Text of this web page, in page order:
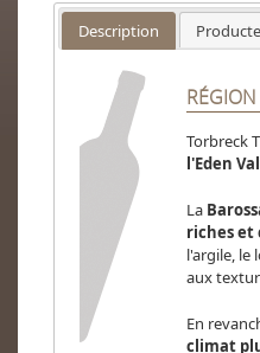
Description
Torbreck
l'Eden
La
riches et
l'argile, le
aux
En
climat